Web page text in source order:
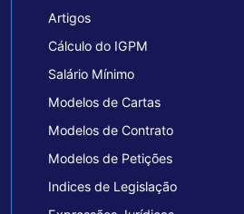
Artigos
Cálculo do IGPM
Salário Mínimo
Modelos de Cartas
Modelos de Contrato
Modelos de Petições
Indices de Legislação